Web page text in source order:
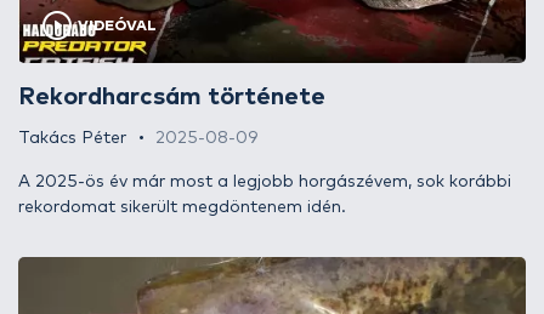
VIDEÓVAL
Rekordharcsám története
Takács Péter 2025-08-09
A 2025-ös év már most a legjobb horgászévem, sok korábbi
rekordomat sikerült megdöntenem idén.